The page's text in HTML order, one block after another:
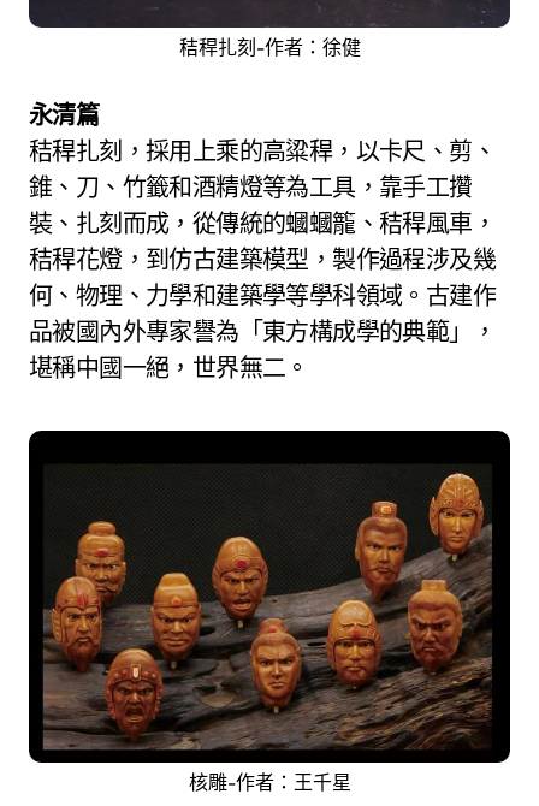
秸稈扎刻-作者：徐健
永清篇
秸稈扎刻，採用上乘的高粱稈，以卡尺、剪、
錐、刀、竹籤和酒精燈等為工具，靠手工攢
裝、扎刻而成，從傳統的蟈蟈籠、秸稈風車，
秸稈花燈，到仿古建築模型，製作過程涉及幾
何、物理、力學和建築學等學科領域。古建作
品被國內外專家譽為「東方構成學的典範」，
堪稱中國一絕，世界無二。
核雕-作者：王千星